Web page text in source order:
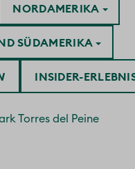
INSIDER-
SÜDAMERIKA
NORDAMERIKA